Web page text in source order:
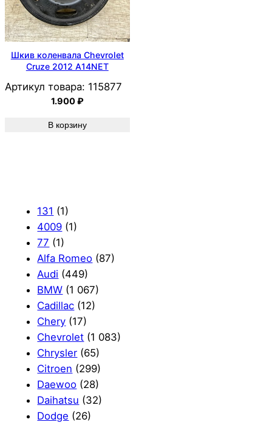
Шкив коленвала Chevrolet
Cruze 2012 A14NET
Артикул товара: 115877
1.900₽
В корзину
131 (1)
4009 (1)
77 (1)
Alfa Romeo (87)
Audi (449)
BMW (1 067)
Cadillac (12)
Chery (17)
Chevrolet (1 083)
Chrysler (65)
Citroen (299)
Daewoo (28)
Daihatsu (32)
Dodge (26)